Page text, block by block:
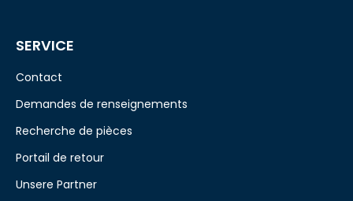
SERVICE
Contact
Demandes de renseignements
Recherche de pièces
Portail de retour
Unsere Partner